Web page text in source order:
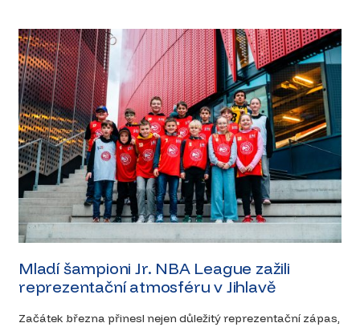
Mladí šampioni Jr. NBA League zažili
reprezentační atmosféru v Jihlavě
Začátek března přinesl nejen důležitý reprezentační zápas,